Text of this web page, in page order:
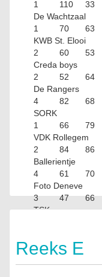
1
110 33
De Wachtzaal
1
70 63
KWB St. Elooi
2
60 53
Creda boys
2
52 64
De Rangers
4
82 68
SORK
1
66 79
VDK Rollegem
2
84 86
Ballerientje
4
61 70
Foto Deneve
3
47 66
TSK
Reeks E